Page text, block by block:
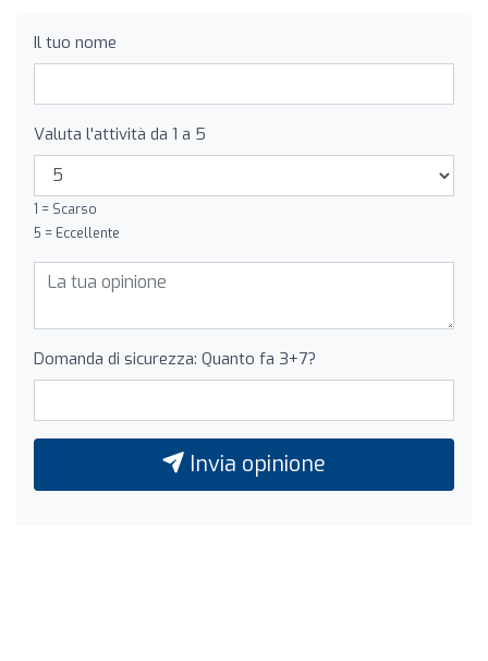
Il tuo nome
Valuta l'attività da 1 a 5
1 = Scarso
5 = Eccellente
Domanda di sicurezza: Quanto fa 3+7?
Invia opinione